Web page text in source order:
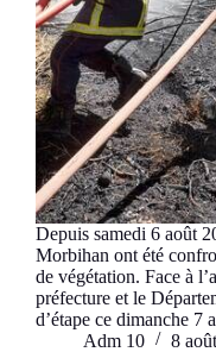
Depuis samedi 6 août
Morbihan ont été
de végétation. Face à
préfecture et le
d’étape ce dimanche
Adm 10
8